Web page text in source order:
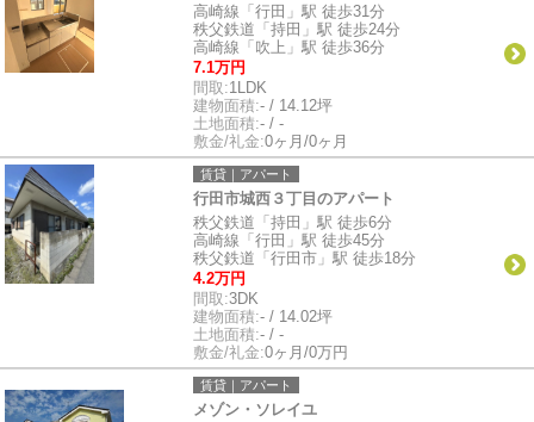
高崎線「行田」駅 徒歩31分
秩父鉄道「持田」駅 徒歩24分
高崎線「吹上」駅 徒歩36分
7.1万円
間取:1LDK
建物面積:- / 14.12坪
土地面積:- / -
敷金/礼金:0ヶ月/0ヶ月
賃貸｜アパート
行田市城西３丁目のアパート
秩父鉄道「持田」駅 徒歩6分
高崎線「行田」駅 徒歩45分
秩父鉄道「行田市」駅 徒歩18分
4.2万円
間取:3DK
建物面積:- / 14.02坪
土地面積:- / -
敷金/礼金:0ヶ月/0万円
賃貸｜アパート
メゾン・ソレイユ